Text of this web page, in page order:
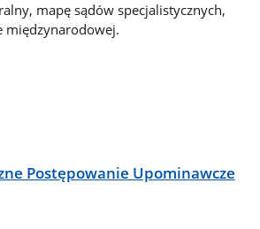
mapę sądów specjalistycznych,
międzynarodowej.
Postępowanie Upominawcze